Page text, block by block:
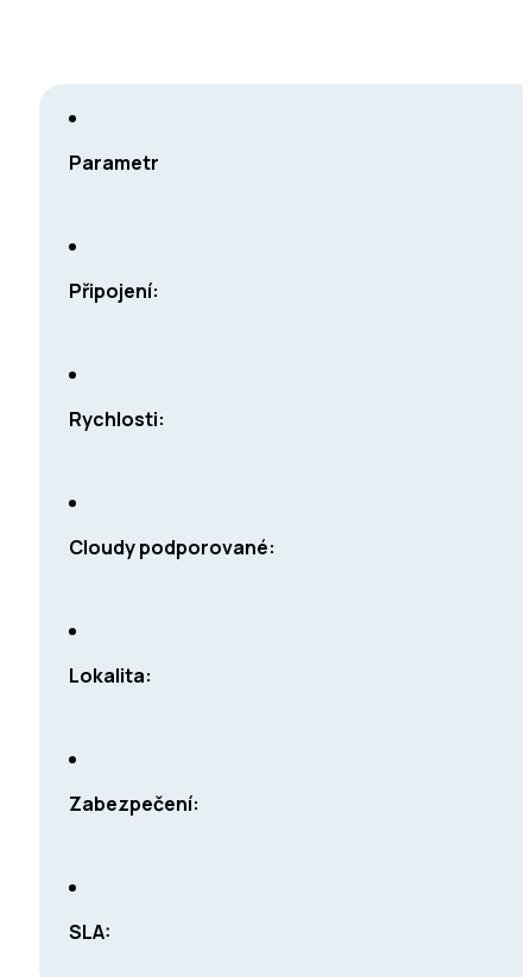
Parametr
Připojení:
Rychlosti:
Cloudy podporované:
Lokalita:
Zabezpečení:
SLA: